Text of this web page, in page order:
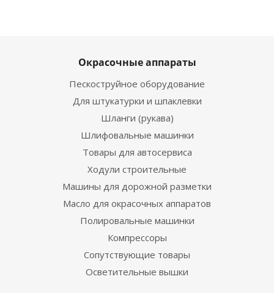
Окрасочные аппараты
Пескоструйное оборудование
Для штукатурки и шпаклевки
Шланги (рукава)
Шлифовальные машинки
Товары для автосервиса
Ходули строительные
Машины для дорожной разметки
Масло для окрасочных аппаратов
Полировальные машинки
Компрессоры
Сопутствующие товары
Осветительные вышки